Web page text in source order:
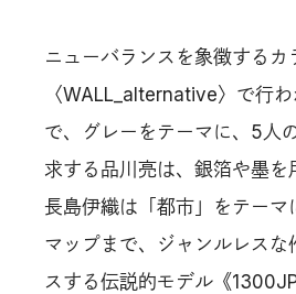
ニューバランスを象徴する
〈WALL_alternative〉で行
で、グレーをテーマに、5人
求する品川亮は、銀箔や墨
長島伊織は「都市」をテー
マップまで、ジャンルレス
スする伝説的モデル《